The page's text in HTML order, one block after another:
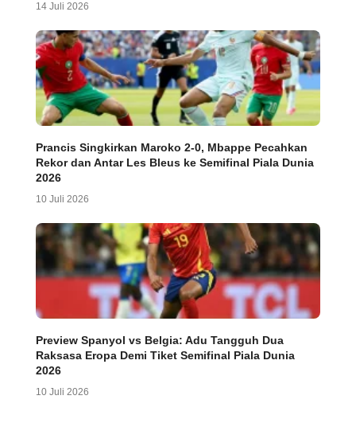
14 Juli 2026
Prancis Singkirkan Maroko 2-0, Mbappe Pecahkan
Rekor dan Antar Les Bleus ke Semifinal Piala Dunia
2026
10 Juli 2026
Preview Spanyol vs Belgia: Adu Tangguh Dua
Raksasa Eropa Demi Tiket Semifinal Piala Dunia
2026
10 Juli 2026